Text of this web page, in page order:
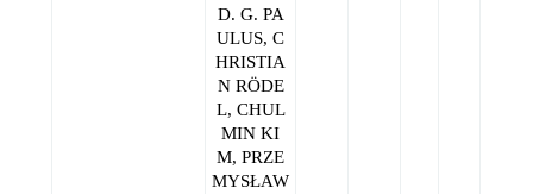
D. G. PA
ULUS, C
HRISTIA
N RÖDE
L, CHUL
MIN KI
M, PRZE
MYSŁAW